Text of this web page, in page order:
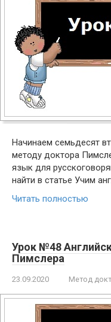
Начинаем семьдесят
методу доктора
язык для
найти в статье Учим
Читать полностью
Урок №48
Пимслера
23.09.2020 Метод